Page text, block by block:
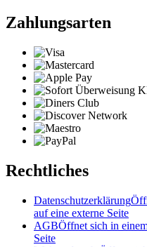
Zahlungsarten
Rechtliches
Datenschutzerklärung
auf eine externe Seite
AGBÖffnet sich in
Seite